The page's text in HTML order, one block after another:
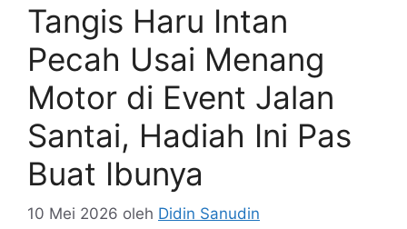
Tangis Haru Intan
Pecah Usai Menang
Motor di Event Jalan
Santai, Hadiah Ini Pas
Buat Ibunya
10 Mei 2026 oleh Didin Sanudin